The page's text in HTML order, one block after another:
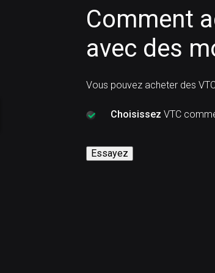
Comment
avec des
Vous pouvez acheter des
Choisissez VTC
Essayez